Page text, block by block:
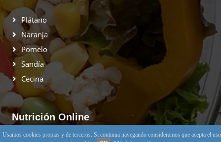
Plátano
Naranja
Pomelo
Sandía
Cecina
Nutrición Online
Usamos cookies propias y de terceros. Si continua navegando consideramos que acepta el uso